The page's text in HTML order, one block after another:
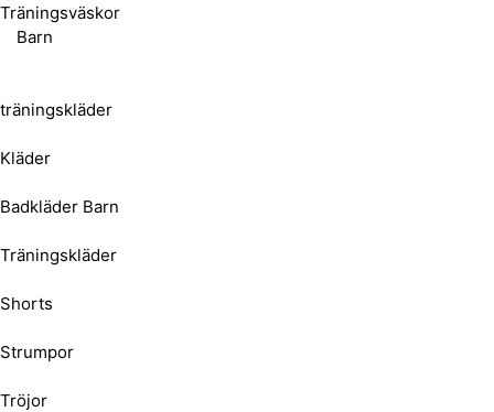
Träningsväskor
Barn
träningskläder
Kläder
Badkläder Barn
Träningskläder
Shorts
Strumpor
Tröjor